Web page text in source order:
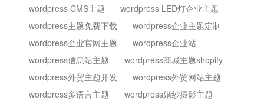
wordpress CMS主题
wordpress LED灯企业主题
wordpress主题免费下载
wordpress企业主题定制
wordpress企业官网主题
wordpress企业站
wordpress信息站主题
wordpress商城主题shopify
wordpress外贸主题开发
wordpress外贸网站主题
wordpress多语言主题
wordpress婚纱摄影主题